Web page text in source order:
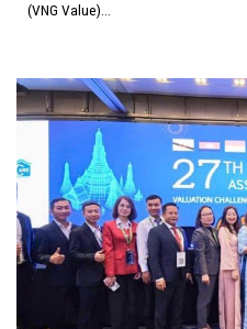
(VNG Value)...